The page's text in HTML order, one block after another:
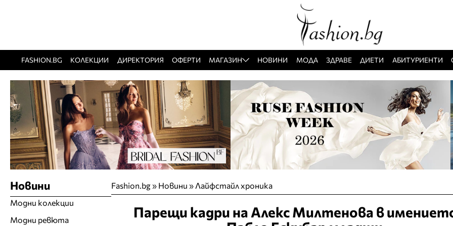
FASHION.BG КОЛЕКЦИИ ДИРЕКТОРИЯ ОФЕРТИ МАГАЗИН НОВИНИ МОДА ЗДРАВЕ ДИЕТИ АБИТУРИЕНТИ
Fashion.bg» Новини » Лайфстайл хроника
Парещи кадри на Алекс Милтенова в
Новини
Модни колекции
Модни ревюта